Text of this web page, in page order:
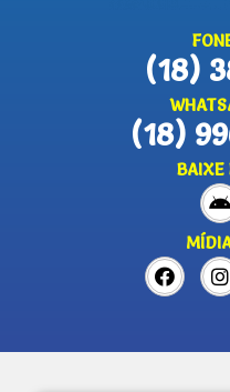
(18)
(18)
BAIXE